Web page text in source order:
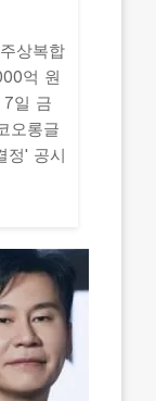
상복합
억 원
7일 금
오롱글
정' 공시